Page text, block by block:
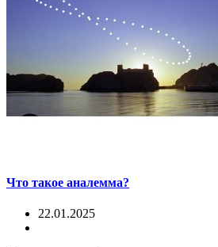
Что такое аналемма?
22.01.2025